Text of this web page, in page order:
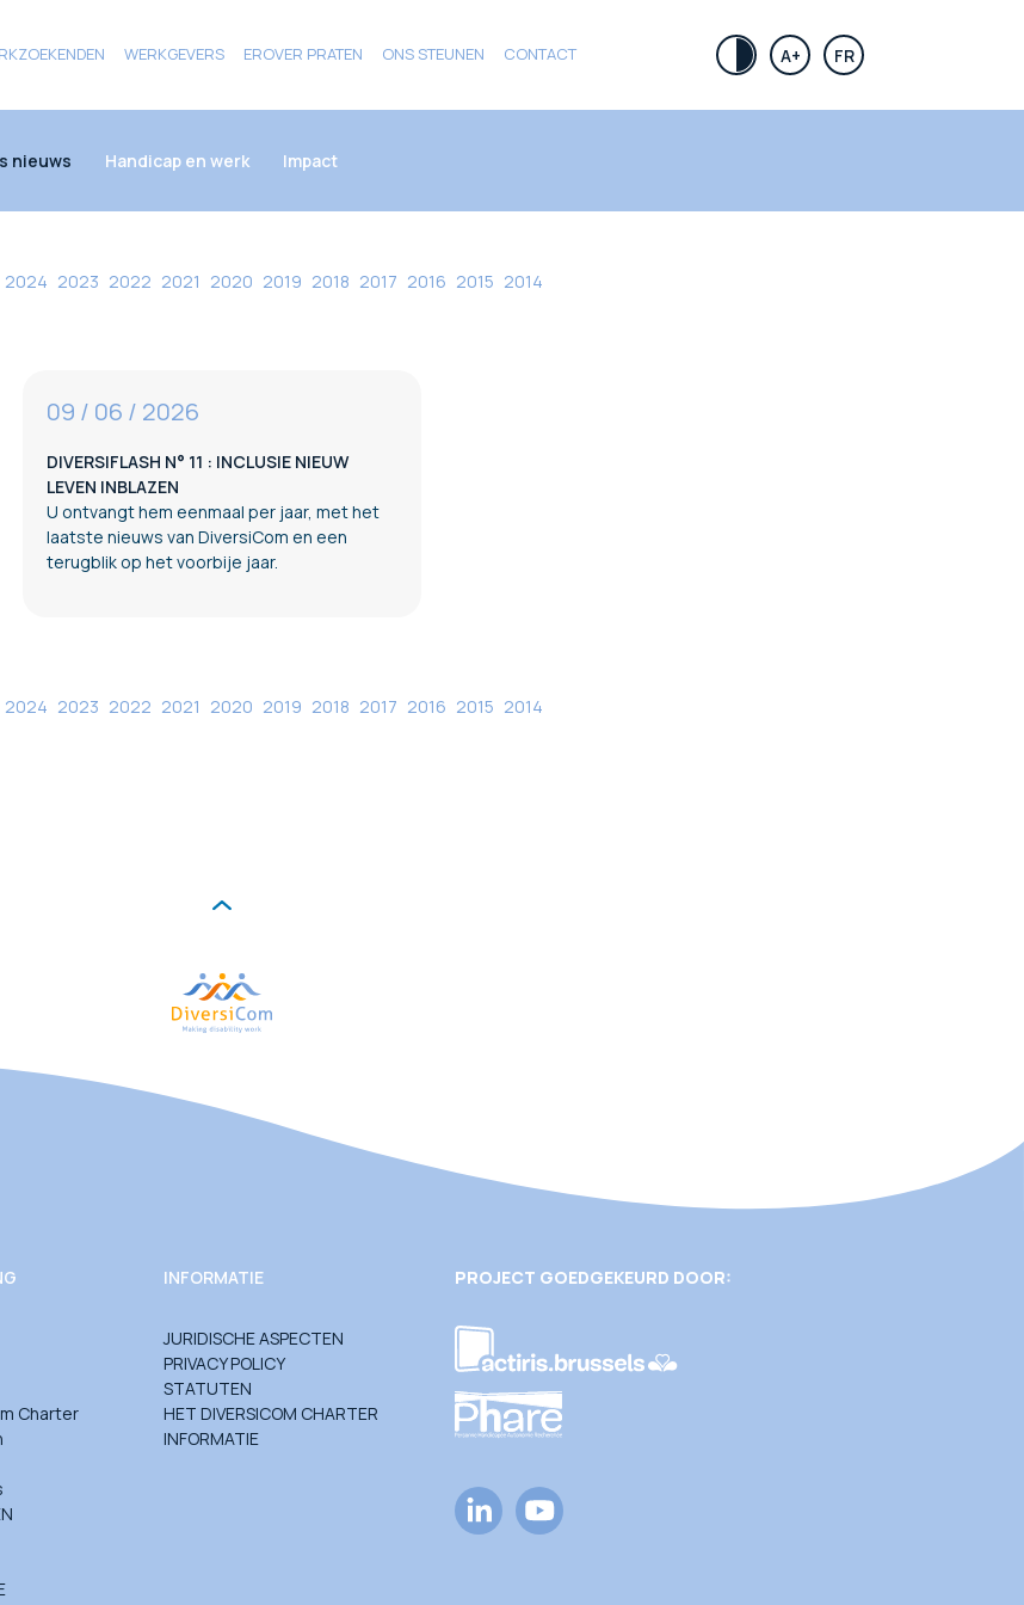
WERKGEVERS EROVER PRATEN ONS STEUNEN CONTACT A+ FR
nieuws Handicap en werk Impact
2024 2023 2022 2021 2020 2019 2018 2017 2016 2015 2014
09 / 06 / 2026
DIVERSIFLASH N° 11 : INCLUSIE NIEUW
LEVEN INBLAZEN
U ontvangt hem eenmaal per jaar, met het
laatste nieuws van DiversiCom en een
terugblik op het voorbije jaar.
2024 2023 2022 2021 2020 2019 2018 2017 2016 2015 2014
Charter
INFORMATIE
JURIDISCHE ASPECTEN
PRIVACY POLICY
STATUTEN
HET DIVERSICOM CHARTER
INFORMATIE
PROJECT GOEDGEKEURD DOOR: